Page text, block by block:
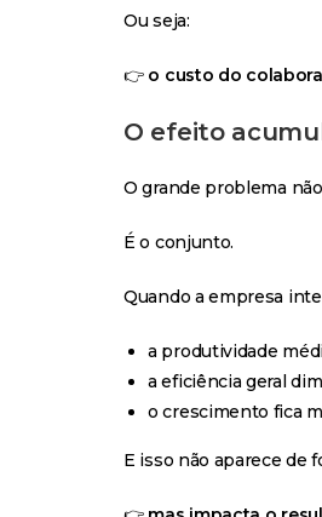
Ou seja:
👉 o custo do
O efeito
O grande problema
É o conjunto.
Quando a empresa
a produtividade
a eficiência geral
o crescimento fica
E isso não aparece de